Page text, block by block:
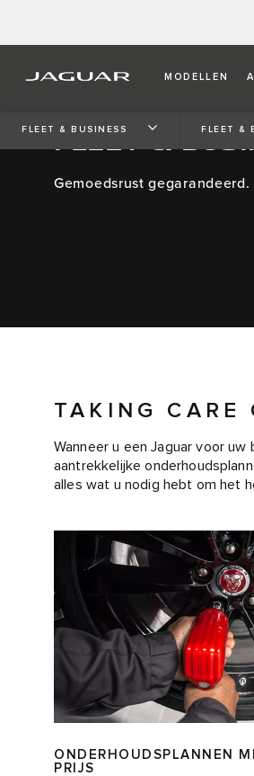
MODELLEN
FLEET & BUSINESS FLEET &
FLEET &
Gemoedsrust gegarandeerd.
TAKING CARE
Wanneer u een Jaguar voor
aantrekkelijke
alles wat u nodig hebt om het
ONDERHOUDSPLANNEN
PRIJS